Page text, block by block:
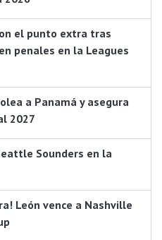
el punto extra tras
penales en la Leagues
a Panamá y asegura
2027
Sounders en la
León vence a Nashville